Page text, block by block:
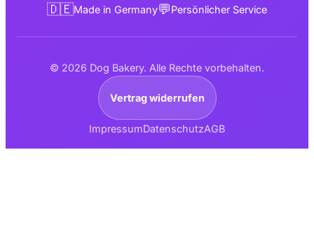
🇩🇪Made in Germany💬Persönlicher Service
© 2026 Dog Bakery. Alle Rechte vorbehalten.
Vertrag widerrufen
ImpressumDatenschutzAGB